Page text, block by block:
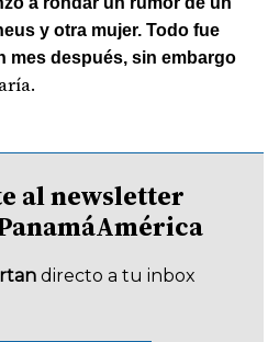
y otra mujer. Todo fue
mes después, sin embargo
al newsletter
directo a tu inbox